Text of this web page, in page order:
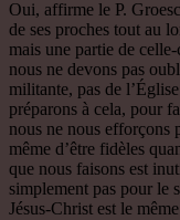
Oui, affirme le P.
de ses proches tout au
mais une partie de
nous ne devons pas
militante, pas de
préparons à cela, pour
nous ne nous efforçons
même d’être fidèles
que nous faisons est
simplement pas pour le
Jésus-Christ est le